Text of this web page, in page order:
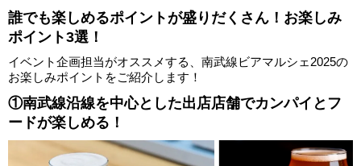
誰でも楽しめるポイントが盛りだくさん！お楽しみ
ポイント3選！
イベント企画担当がオススメする、南武線ビアマルシェ2025の
お楽しみポイントをご紹介します！
①南武線沿線を中心とした出店店舗でカンパイとフ
ードが楽しめる！